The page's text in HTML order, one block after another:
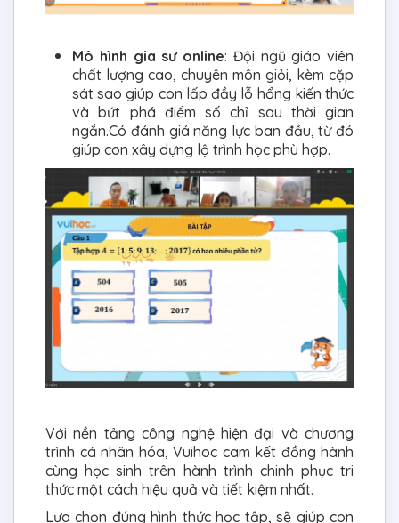
Mô hình gia sư online: Đội ngũ giáo viên
chất lượng cao, chuyên môn giỏi, kèm cặp
sát sao giúp con lấp đầy lỗ hổng kiến thức
và bứt phá điểm số chỉ sau thời gian
ngắn.Có đánh giá năng lực ban đầu, từ đó
giúp con xây dựng lộ trình học phù hợp.
Với nền tảng công nghệ hiện đại và chương
trình cá nhân hóa, Vuihoc cam kết đồng hành
cùng học sinh trên hành trình chinh phục tri
thức một cách hiệu quả và tiết kiệm nhất.
Lựa chọn đúng hình thức học tập, sẽ giúp con